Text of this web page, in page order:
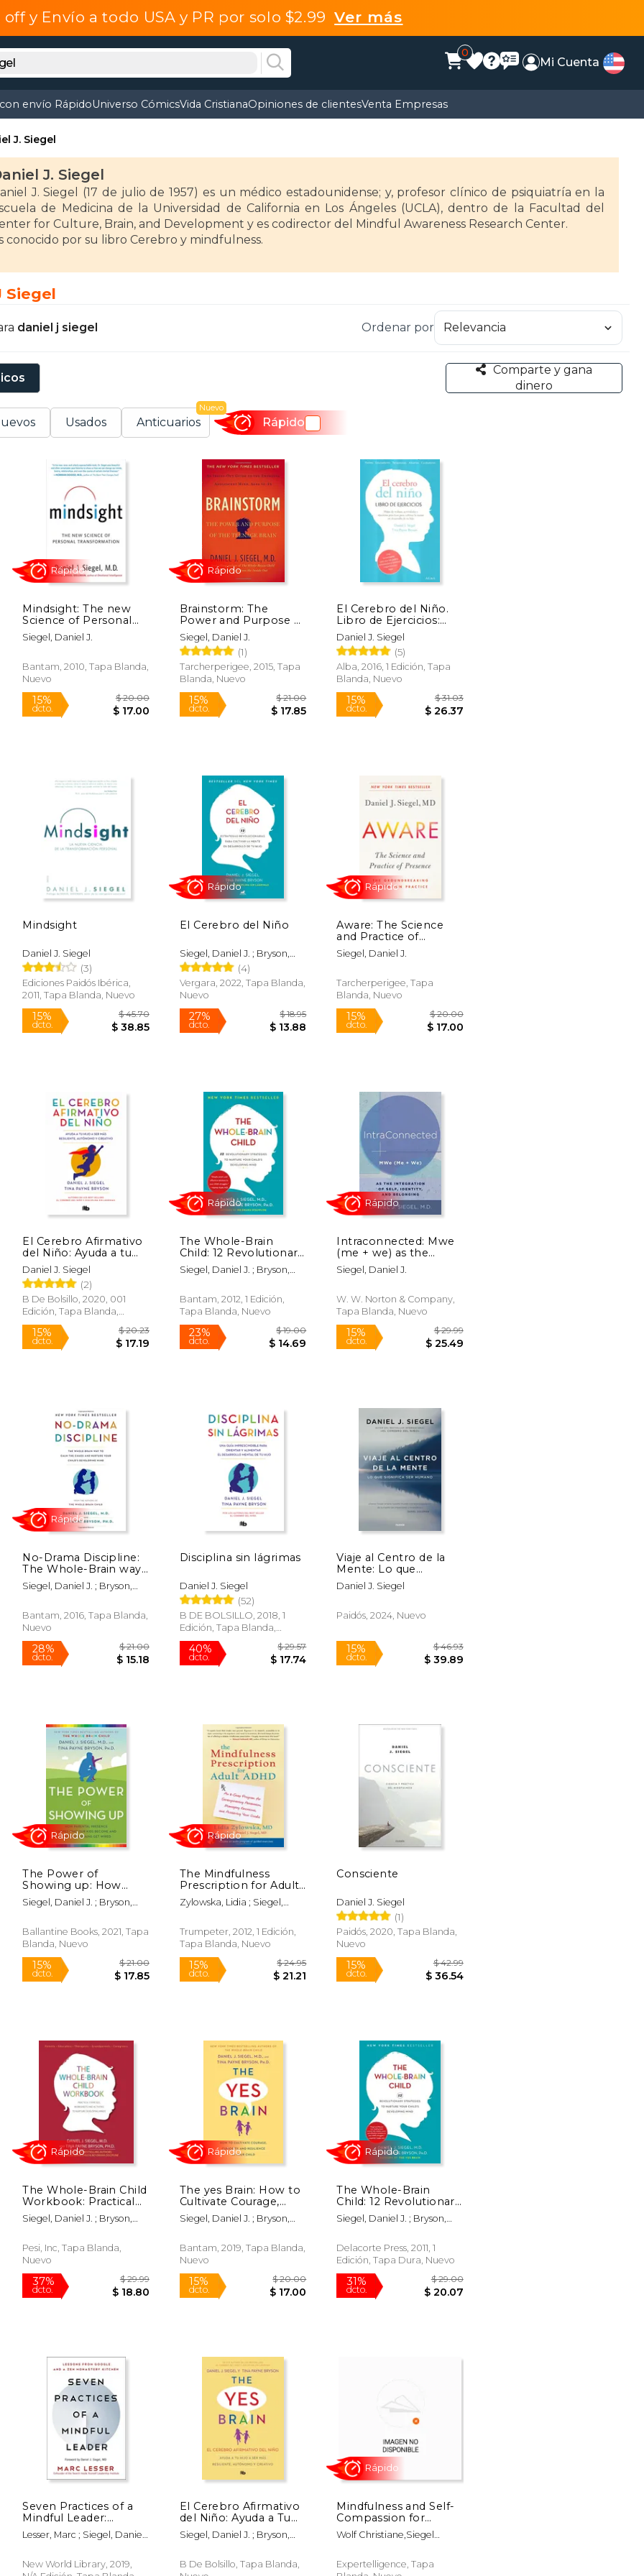
off y Envío a todo USA y PR por solo $2.99Ver más
0
Mi Cuenta
envío RápidoUniverso CómicsVida CristianaOpiniones de clientesVenta Empresas
J. Siegel
J. Siegel
J. Siegel (17 de julio de 1957) es un médico estadounidense; y, profesor clínico de psiquiatría en la
de Medicina de la Universidad de California en Los Ángeles (UCLA), dentro de la Facultad del
for Culture, Brain, and Development y es codirector del Mindful Awareness Research Center.
conocido por su libro Cerebro y mindfulness.
Siegel
daniel j siegel Ordenar por
Comparte y gana
dinero
Usados Anticuarios
Nuevo
Rápido
Mindsight: The new
Science of Personal
Transformation (en
Inglés)
Siegel, Daniel J.
Bantam, 2010, Tapa Blanda,
Nuevo
15%
dcto.
Brainstorm: The
Power and Purpose of
the Teenage Brain (en
Inglés)
Siegel, Daniel J.
(1)
Tarcherperigee, 2015, Tapa
Blanda, Nuevo
15%
dcto. $ 17.85
El Cerebro del Niño.
Libro de Ejercicios:
Ejercicios Prácticos,
Hojas de Trabajo y
Actividades Para
Cultivar la Mente en
Desarrollo (Psicología
Daniel J. Siegel
(5)
Alba, 2016, 1 Edición, Tapa
Blanda, Nuevo
15%
dcto.
Mindsight
Daniel J. Siegel
(3)
Ediciones Paidós Ibérica,
2011, Tapa Blanda, Nuevo
15%
dcto.
El Cerebro del Niño
Siegel, Daniel J. ; Bryson,
Tina Payne
(4)
Vergara, 2022, Tapa Blanda,
Nuevo
27%
dcto.
$ 18.95
$ 13.88
Rápido
Aware: The Science
and Practice of
Presence--The
Groundbreaking
(en Inglés)
Siegel, Daniel J.
Tarcherperigee, Tapa
Blanda, Nuevo
15%
dcto.
El Cerebro Afirmativo
del Niño: Ayuda a tu
Hijo a ser más
Resiliente, Autónomo
y Creativo
Daniel J. Siegel
(2)
B De Bolsillo, 2020, 001
Edición, Tapa Blanda,
Nuevo
15%
dcto.
The Whole-Brain
Child: 12 Revolutionary
Strategies to Nurture
Your Child'S
Inglés)
Siegel, Daniel J. ; Bryson,
Bantam, 2012, 1 Edición,
Tapa Blanda, Nuevo
23%
dcto.
$ 19.00
$ 14.69
Rápido
Intraconnected: Mwe
(me + we) as the
Integration of Self,
Identity, and
Series on
Interpersonal
Inglés)
Siegel, Daniel J.
W. W. Norton & Company,
Tapa Blanda, Nuevo
15%
Rápido
$ 32.81
No-Drama Discipline:
The Whole-Brain way
to Calm the Chaos and
Nurture Your Child's
Inglés)
Siegel, Daniel J. ; Bryson,
Bantam, 2016, Tapa Blanda,
Nuevo
28%
dcto.
$ 21.00
$ 15.18
Disciplina sin lágrimas
Daniel J. Siegel
(52)
B DE BOLSILLO, 2018, 1
Edición, Tapa Blanda,
Nuevo
40%
dcto.
$ 29.57
$ 17.74
Viaje al Centro de la
Mente: Lo que
Significa ser Humano
Daniel J. Siegel
Paidós, 2024, Nuevo
dcto.
19.55
The Power of
Showing up: How
Parental Presence
Shapes who our Kids
Their Brains get Wired
(en Inglés)
Siegel, Daniel J. ; Bryson,
Ballantine Books, 2021, Tapa
Blanda, Nuevo
15%
dcto. $ 17.85
Rápido
The Mindfulness
Prescription for Adult
Adhd: An 8-Step
Program for
Attention, Managing
Emotions, and
(en Inglés)
Zylowska, Lidia ; Siegel,
Trumpeter, 2012, 1 Edición,
Tapa Blanda, Nuevo
15%
dcto. $ 21.21
Rápido
Consciente
Daniel J. Siegel
(1)
Paidós, 2020, Tapa Blanda,
Nuevo
15%
dcto.
$ 55.04
The Whole-Brain Child
Workbook: Practical
Exercises, Worksheets
and Activities to
Minds (en Inglés)
Siegel, Daniel J. ; Bryson,
Pesi, Inc, Tapa Blanda,
Nuevo
37% $ 29.99
Rápido
The yes Brain: How to
Cultivate Courage,
Curiosity, and
Resilience in Your
Siegel, Daniel J. ; Bryson,
Bantam, 2019, Tapa Blanda,
Nuevo
15%
dcto.
$ 20.00
The Whole-Brain
Child: 12 Revolutionary
Strategies to Nurture
Your Child's
Inglés)
Siegel, Daniel J. ; Bryson,
Delacorte Press, 2011, 1
Edición, Tapa Dura, Nuevo
31%
dcto.
Seven Practices of a
Mindful Leader:
Lessons From Google
and a zen Monastery
Lesser, Marc ; Siegel, Daniel
New World Library, 2019,
El Cerebro Afirmativo
del Niño: Ayuda a Tu
Hijo a Ser Más
Resiliente, Autónomo
Brain
Siegel, Daniel J. ; Bryson,
B De Bolsillo, Tapa Blanda,
Mindfulness and Self-
Compassion for
Chronic Pain: A
Doctor's Prescription
de Christiane
Wolf Christiane,Siegel
Expertelligence, Tapa